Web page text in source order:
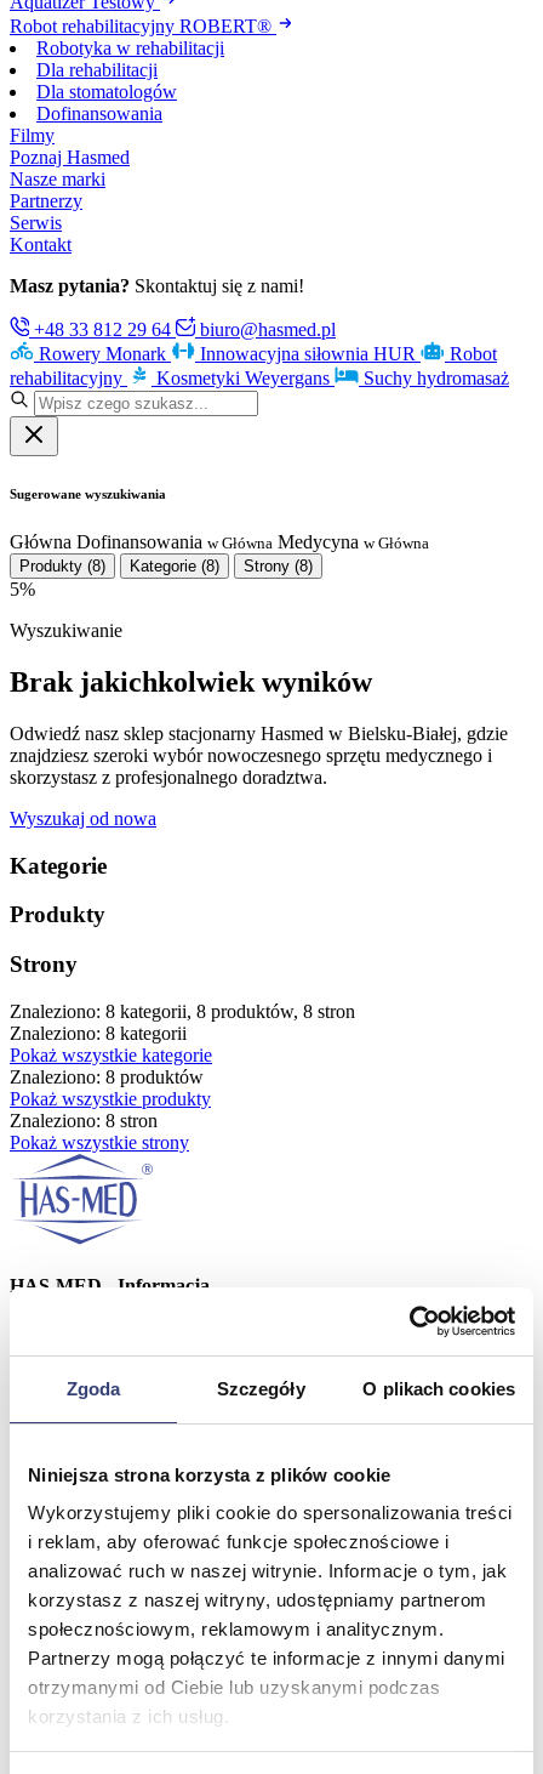
Zgoda Szczegóły O plikach cookies
Niniejsza strona korzysta z plików cookie
Wykorzystujemy pliki cookie do spersonalizowania treści
i reklam, aby oferować funkcje społecznościowe i
analizować ruch w naszej witrynie. Informacje o tym, jak
korzystasz z naszej witryny, udostępniamy partnerom
społecznościowym, reklamowym i analitycznym.
Partnerzy mogą połączyć te informacje z innymi danymi
otrzymanymi od Ciebie lub uzyskanymi podczas
korzystania z ich usług.
Robot rehabilitacyjny ROBERT®
Robotyka w rehabilitacji
Dla rehabilitacji
Dla stomatologów
Dofinansowania
Filmy
Poznaj Hasmed
Nasze marki
Partnerzy
Serwis
Kontakt
Masz pytania? Skontaktuj się z nami!
+48 33 812 29 64
biuro@hasmed.pl
Rowery Monark
Innowacyjna siłownia HUR
Robot
rehabilitacyjny
Kosmetyki Weyergans Suchy hydromasaż
Sugerowane wyszukiwania
Główna Dofinansowania w Główna Medycyna w Główna
Produkty (8) Kategorie (8) Strony (8)
5%
Wyszukiwanie
Brak jakichkolwiek wyników
Odwiedź nasz sklep stacjonarny Hasmed w Bielsku-Białej, gdzie
znajdziesz szeroki wybór nowoczesnego sprzętu medycznego i
skorzystasz z profesjonalnego doradztwa.
Wyszukaj od nowa
Kategorie
Produkty
Strony
Znaleziono: 8 kategorii, 8 produktów, 8 stron
Znaleziono: 8 kategorii
Pokaż wszystkie kategorie
Znaleziono: 8 produktów
Pokaż wszystkie produkty
Znaleziono: 8 stron
Pokaż wszystkie strony
HAS-MED - Informacja
Jesteś na stronie, na której, między innymi produktami, znajdują się wyroby
i sprzęt medyczny przeznaczony tylko dla profesjonalistów posiadających
„To jest wyrób medyczny. Używaj go zgodnie z instrukcją
Klikając „Wchodzę", potwierdzasz, że zapoznałeś się z powyższą
informacją i ją akceptujesz.
Wchodzę Wychodzę
Produkty marki ARmedical
Strona główna›ARmedical
Posiadamy90 produktówmarki ARmedical
Sortuj wg.